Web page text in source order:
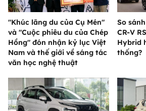
"Khúc lãng du của Cụ Mén"
và "Cuộc phiêu du của Chép
Hồng" đón nhận kỷ lục Việt
Nam và thế giới về sáng tác
văn học nghệ thuật
So
CR-V
Hybrid
thống?